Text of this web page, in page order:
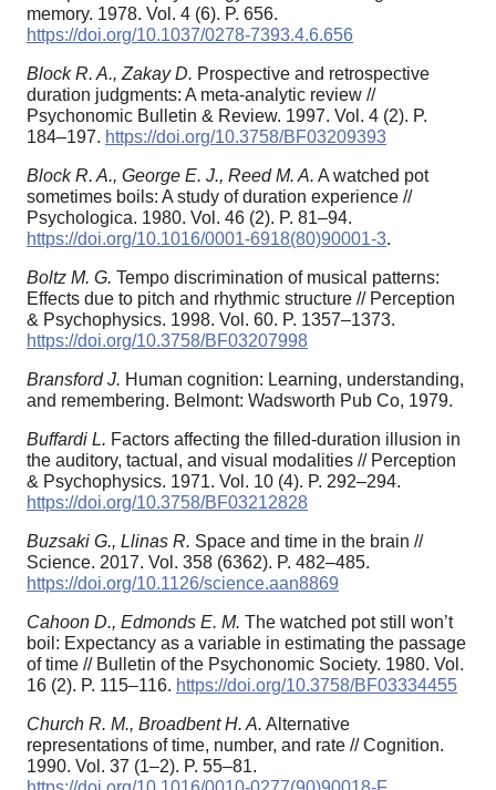
memory. 1978. Vol. 4 (6). P. 656.
https://doi.org/10.1037/0278-7393.4.6.656
Block R. A., Zakay D. Prospective and retrospective
duration judgments: A meta-analytic review //
Psychonomic Bulletin & Review. 1997. Vol. 4 (2). P.
184–197. https://doi.org/10.3758/BF03209393
Block R. A., George E. J., Reed M. A. A watched pot
sometimes boils: A study of duration experience //
Psychologica. 1980. Vol. 46 (2). P. 81–94.
https://doi.org/10.1016/0001-6918(80)90001-3.
Boltz M. G. Tempo discrimination of musical patterns:
Effects due to pitch and rhythmic structure // Perception
& Psychophysics. 1998. Vol. 60. P. 1357–1373.
https://doi.org/10.3758/BF03207998
Bransford J. Human cognition: Learning, understanding,
and remembering. Belmont: Wadsworth Pub Co, 1979.
Buffardi L. Factors affecting the filled-duration illusion in
the auditory, tactual, and visual modalities // Perception
& Psychophysics. 1971. Vol. 10 (4). P. 292–294.
https://doi.org/10.3758/BF03212828
Buzsaki G., Llinas R. Space and time in the brain //
Science. 2017. Vol. 358 (6362). P. 482–485.
https://doi.org/10.1126/science.aan8869
Cahoon D., Edmonds E. M. The watched pot still won’t
boil: Expectancy as a variable in estimating the passage
of time // Bulletin of the Psychonomic Society. 1980. Vol.
16 (2). P. 115–116. https://doi.org/10.3758/BF03334455
Church R. M., Broadbent H. A. Alternative
representations of time, number, and rate // Cognition.
1990. Vol. 37 (1–2). P. 55–81.